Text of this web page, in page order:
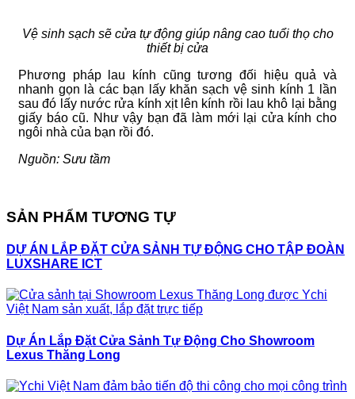
Vệ sinh sạch sẽ cửa tự động giúp nâng cao tuổi thọ cho
thiết bị cửa
Phương pháp lau kính cũng tương đối hiệu quả và
nhanh gọn là các bạn lấy khăn sạch vệ sinh kính 1 lần
sau đó lấy nước rửa kính xịt lên kính rồi lau khô lại bằng
giấy báo cũ. Như vậy bạn đã làm mới lại cửa kính cho
ngôi nhà của bạn rồi đó.
Nguồn: Sưu tầm
SẢN PHẨM TƯƠNG TỰ
DỰ ÁN LẮP ĐẶT CỬA SẢNH TỰ ĐỘNG CHO TẬP ĐOÀN
LUXSHARE ICT
Dự Án Lắp Đặt Cửa Sảnh Tự Động Cho Showroom
Lexus Thăng Long